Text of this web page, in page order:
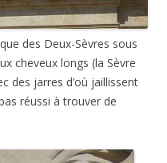
des Deux-Sèvres sous
cheveux longs (la Sèvre
des jarres d’où jaillissent
réussi à trouver de